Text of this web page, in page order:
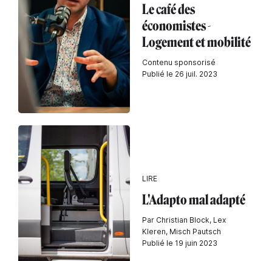
Le café des
économistes -
Logement et mobilité
Contenu sponsorisé
Publié le 26 juil. 2023
LIRE
L'Adapto mal adapté
Par Christian Block, Lex
Kleren, Misch Pautsch
Publié le 19 juin 2023